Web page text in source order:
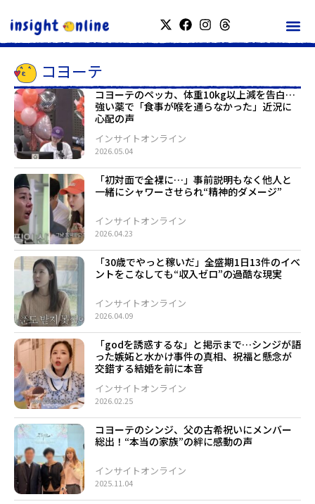
コヨーテ
コヨーテのペッカ、体重10kg以上減を告白…
強い薬で「食事が喉を通らなかった」近況に
心配の声
2026.05.04
インサイトオンライン
「初対面で全裸に…」事前説明もなく他人と
一緒にシャワーさせられ“精神的ダメージ”
2026.04.23
インサイトオンライン
「30歳でやっと稼いだ」全盛期1日13件のイベ
ントをこなしても“収入ゼロ”の過酷な現実
2026.04.09
インサイトオンライン
「godを誘惑するな」と掲示まで…シンジが語
った嫉妬と水かけ事件の真相、祝福と懸念が
交錯する結婚を前に本音
2026.02.25
インサイトオンライン
コヨーテのシンジ、父の古希祝いにメンバー
総出！“本当の家族”の絆に感動の声
2025.11.04
インサイトオンライン